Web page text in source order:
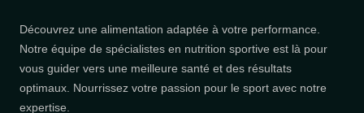
Découvrez une alimentation adaptée à votre performance.
Notre équipe de spécialistes en nutrition sportive est là pour
vous guider vers une meilleure santé et des résultats
optimaux. Nourrissez votre passion pour le sport avec notre
expertise.